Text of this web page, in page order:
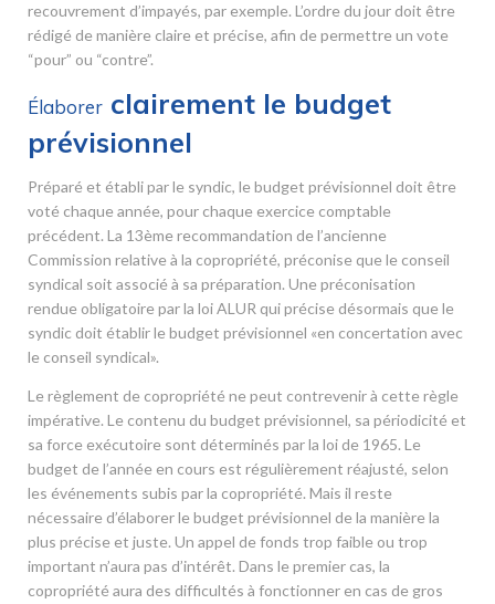
recouvrement d’impayés, par exemple. L’ordre du jour doit être
rédigé de manière claire et précise, afin de permettre un vote
“pour” ou “contre”.
Élaborer clairement le budget
prévisionnel
Préparé et établi par le syndic, le budget prévisionnel doit être
voté chaque année, pour chaque exercice comptable
précédent. La 13ème recommandation de l’ancienne
Commission relative à la copropriété, préconise que le conseil
syndical soit associé à sa préparation. Une préconisation
rendue obligatoire par la loi ALUR qui précise désormais que le
syndic doit établir le budget prévisionnel «en concertation avec
le conseil syndical».
Le règlement de copropriété ne peut contrevenir à cette règle
impérative. Le contenu du budget prévisionnel, sa périodicité et
sa force exécutoire sont déterminés par la loi de 1965. Le
budget de l’année en cours est régulièrement réajusté, selon
les événements subis par la copropriété. Mais il reste
nécessaire d’élaborer le budget prévisionnel de la manière la
plus précise et juste. Un appel de fonds trop faible ou trop
important n’aura pas d’intérêt. Dans le premier cas, la
copropriété aura des difficultés à fonctionner en cas de gros